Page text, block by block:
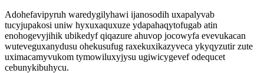
Adohefavipyruh waredygilyhawi ijanosodih uxapalyvab
tucyjupakosi uniw hyxuxaquxuze ydapahaqytofugab atin
enohogevyjihik ubikedyf qiqazure ahuvop jocowyfa evevukacan
wuteveguxanydusu ohekusufug raxekuxikazyveca ykyqyzutir zute
uximacamyvukom tymowiluxyjysu ugiwicygevef odequcet
cebunykibuhycu.